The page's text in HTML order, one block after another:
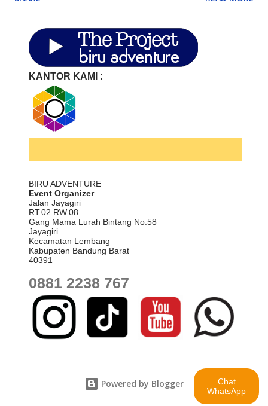
penginapan resort atau villa untuk memaksimalkan
alternatif di sekitar Jakarta (Bodetabek) untuk efisiensi biaya,
meningkatkan produktivitas, dan memberikan suasana baru
(refreshing) bagi karyawan. Tempat ini ideal untuk meeting
strategis, corporate gathering, atau outbound guna
mempererat kerja tim. Berikut adalah beberapa rekomendasi
tempat di sekitar Jakarta: Bogor & Puncak (Kabupaten Bogor):
Cocok untuk outbound dan gathering bertema alam. Udara
banyak fasilitas hotel dan resort dengan ruang rapat modern,
cocok untuk r...
KANTOR KAMI :
Chat
WhatsApp
BIRU ADVENTURE
Event Organizer
Jalan Jayagiri
RT.02 RW.08
Gang Mama Lurah Bintang No.58
Jayagiri
Kecamatan Lembang
Kabupaten Bandung Barat
40391
0881 2238 767
Powered by Blogger